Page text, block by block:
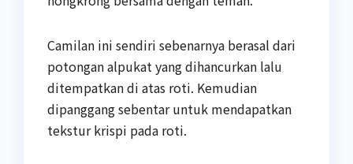
Camilan ini sendiri sebenarnya berasal dari
potongan alpukat yang dihancurkan lalu
ditempatkan di atas roti. Kemudian
dipanggang sebentar untuk mendapatkan
tekstur krispi pada roti.